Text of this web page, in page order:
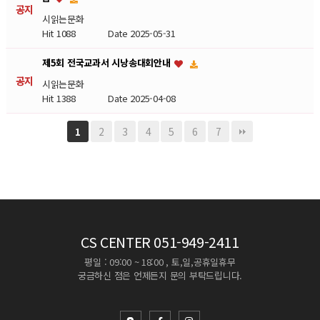
공지
시읽는문화
Hit 1088 Date 2025-05-31
공지
제5회 전국교과서 시낭송대회안내
시읽는문화
Hit 1388 Date 2025-04-08
1 2 3 4 5 6 7
CS CENTER 051-949-2411
평일 : 09:00 ~ 18:00 , 토,일,공휴일휴무
궁금하신 점은 언제든지 문의 부탁드립니다.